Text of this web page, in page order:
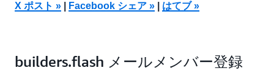
X ポスト » Facebook シェア » はてブ »
builders.flash メールメンバー登録